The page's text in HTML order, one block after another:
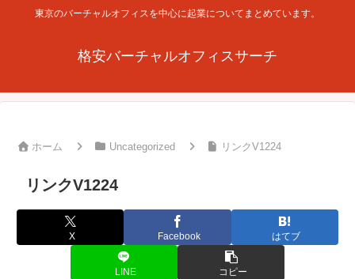
東京のバーチャルオフィスを中心に起業についてまとめています。
格安バーチャルオフィスサーチ
ホーム Uncategorized リンクV1224
リンクV1224
X Facebook はてブ
LINE コピー